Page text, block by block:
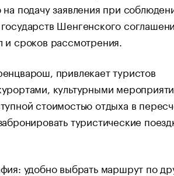
подачу заявления при
Шенгенского
и сроков рассмотрения.
привлекает туристов
культурными
стоимостью отдыха в
туристические
удобно выбрать маршрут по